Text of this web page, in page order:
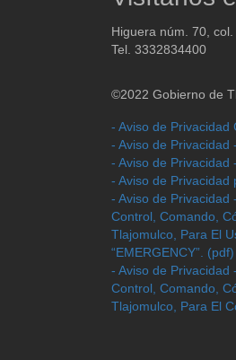
Higuera núm. 70,
Tel. 3332834400
©2022 Gobierno de
- Aviso de Privacidad
- Aviso de Privacidad
- Aviso de Privacidad
- Aviso de Privacidad
- Aviso de Privacidad
Control, Comando,
Tlajomulco, Para El
“EMERGENCY”. (pdf)
- Aviso de Privacidad
Control, Comando,
Tlajomulco, Para El